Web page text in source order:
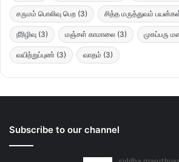
சருமம் பொலிவு பெற (3) சித்த மருத்துவம்
நீரிழிவு (3) மஞ்சள் காமாலை (3) முகப்பரு
வயிற்றுப்புண் (3) வாதம் (3)
Subscribe to our channel